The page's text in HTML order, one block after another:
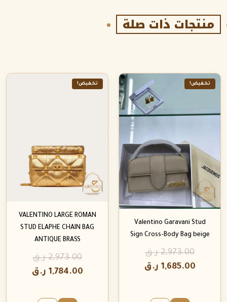
منتجات ذات صلة
تخفيض!
Valentino Garavani Stud
Sign Cross-Body Bag beige
2,973.00 ر.ق
1,685.00 ر.ق
تخفيض!
VALENTINO LARGE ROMAN
STUD ELAPHE CHAIN BAG
ANTIQUE BRASS
2,973.00 ر.ق
1,784.00 ر.ق